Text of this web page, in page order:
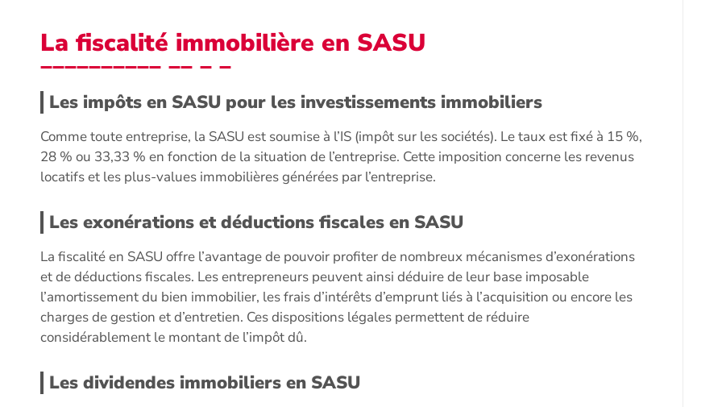
La fiscalité immobilière en SASU
Les impôts en SASU pour les investissements immobiliers
Comme toute entreprise, la SASU est soumise à l’IS (impôt sur les sociétés). Le taux est fixé à 15 %,
28 % ou 33,33 % en fonction de la situation de l’entreprise. Cette imposition concerne les revenus
locatifs et les plus-values immobilières générées par l’entreprise.
Les exonérations et déductions fiscales en SASU
La fiscalité en SASU offre l’avantage de pouvoir profiter de nombreux mécanismes d’exonérations
et de déductions fiscales. Les entrepreneurs peuvent ainsi déduire de leur base imposable
l’amortissement du bien immobilier, les frais d’intérêts d’emprunt liés à l’acquisition ou encore les
charges de gestion et d’entretien. Ces dispositions légales permettent de réduire
considérablement le montant de l’impôt dû.
Les dividendes immobiliers en SASU